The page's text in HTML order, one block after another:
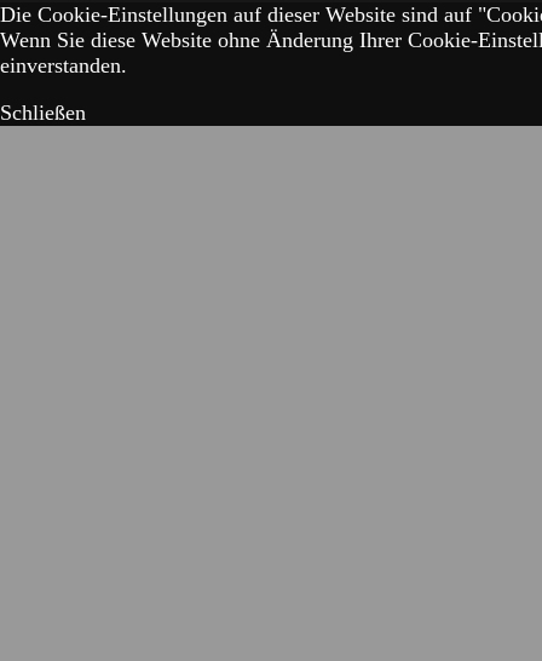
Die Cookie-Einstellungen auf dieser Website sind auf
Wenn Sie diese Website ohne Änderung Ihrer Cookie-
einverstanden.
Schließen